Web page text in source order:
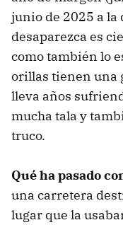
junio de 2025 a la
desaparezca es
como también lo
orillas tienen una
lleva años
mucha tala y
truco.
Qué ha pasado
una carretera
lugar que la